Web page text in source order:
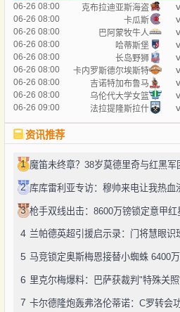
06-26 08:00 克布拉迪亚斯海盗
06-26 08:00
卡瓜斯
06-26 08:00
巴阿蒙牧牛人
06-26 08:00
哈蒂斯堡
06-26 08:00
长岛野狮
06-26 08:00
卡内罗斯德尔埃斯特
06-26 08:00
吉诺特加布鲁马
06-26 08:00
乌伦代大学女篮
06-26 09:00
法拉提隆斯拉什
资讯推荐
1 魔笛未终章？38岁莫德里奇与红黑军
2 库库雷利亚专访：穆帅来电让我热
3 枪手双线出击：8600万镑锁定意甲
4 兰帕德英超引援启示录：门将慧眼识
5 马竞锁定奥斯梅恩接替小蜘蛛 6400
6 里克尔梅爆料：巴萨获裁判"特殊关
7